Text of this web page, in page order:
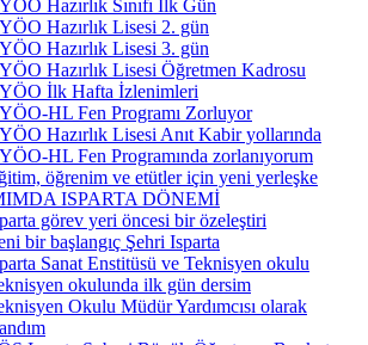
Hazırlık Sınıfı İlk Gün
Hazırlık Lisesi 2. gün
Hazırlık Lisesi 3. gün
Hazırlık Lisesi Öğretmen Kadrosu
İlk Hafta İzlenimleri
HL Fen Programı Zorluyor
Hazırlık Lisesi Anıt Kabir yollarında
HL Fen Programında zorlanıyorum
öğrenim ve etütler için yeni yerleşke
ISPARTA DÖNEMİ
görev yeri öncesi bir özeleştiri
bir başlangıç Şehri Isparta
Sanat Enstitüsü ve Teknisyen okulu
okulunda ilk gün dersim
Okulu Müdür Yardımcısı olarak